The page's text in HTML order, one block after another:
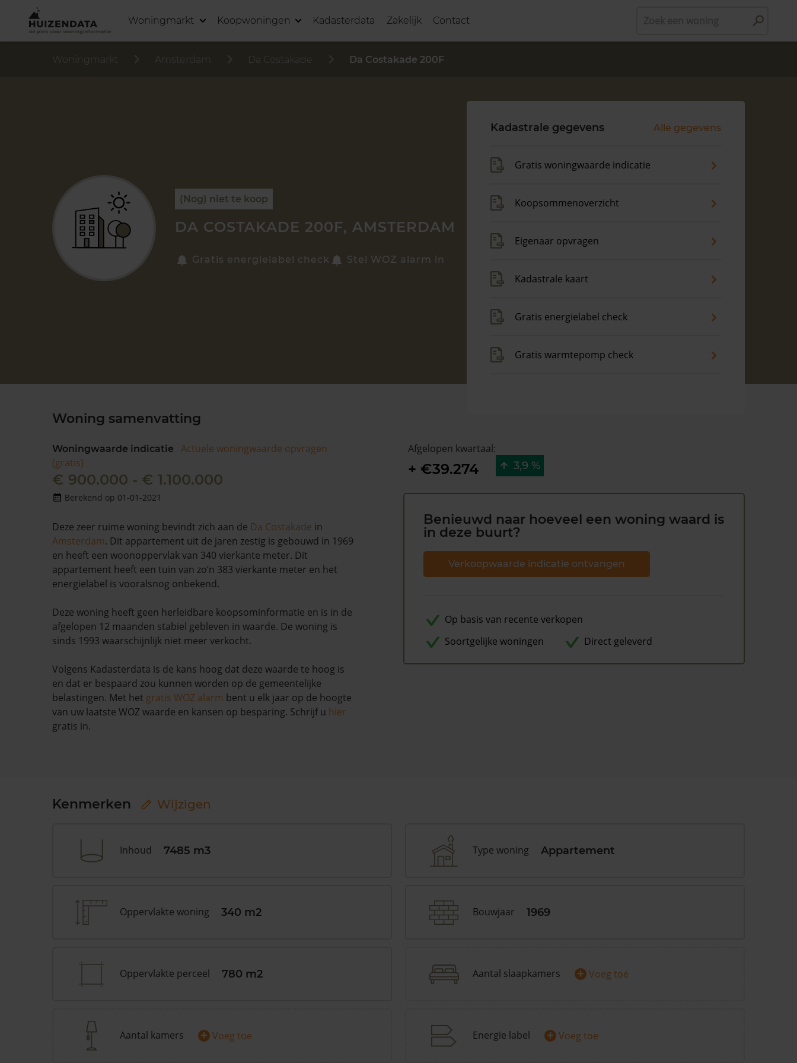
Woningmarkt Koopwoningen Kadasterdata Zakelijk Contact
Woningmarkt Amsterdam Da Costakade Da Costakade 200F
(Nog) niet te koop
DA COSTAKADE 200F, AMSTERDAM
Gratis energielabel check Stel WOZ alarm in
Kadastrale gegevens Alle gegevens
Gratis woningwaarde indicatie
Koopsommenoverzicht
Eigenaar opvragen
Kadastrale kaart
Gratis energielabel check
Gratis warmtepomp check
Woning samenvatting
Woningwaarde indicatie
Actuele woningwaarde opvragen
(gratis)
€ 900.000 - € 1.100.000
Berekend op 01-01-2021
Deze zeer ruime woning bevindt zich aan de Da Costakade in
Amsterdam. Dit appartement uit de jaren zestig is gebouwd in 1969
en heeft een woonoppervlak van 340 vierkante meter. Dit
appartement heeft een tuin van zo’n 383 vierkante meter en het
energielabel is vooralsnog onbekend.
Deze woning heeft geen herleidbare koopsominformatie en is in de
afgelopen 12 maanden stabiel gebleven in waarde. De woning is
sinds 1993 waarschijnlijk niet meer verkocht.
Volgens Kadasterdata is de kans hoog dat deze waarde te hoog is
en dat er bespaard zou kunnen worden op de gemeentelijke
belastingen. Met het gratis WOZ alarm bent u elk jaar op de hoogte
van uw laatste WOZ waarde en kansen op besparing. Schrijf u hier
gratis in.
Afgelopen kwartaal:
+ €39.274 3,9 %
Benieuwd naar hoeveel een woning waard is
in deze buurt?
Verkoopwaarde indicatie ontvangen
Op basis van recente verkopen
Soortgelijke woningen
Direct geleverd
Kenmerken Wijzigen
Inhoud 7485 m3 Type woning Appartement
Oppervlakte woning 340 m2 Bouwjaar 1969
Oppervlakte perceel 780 m2 Aantal slaapkamers + Voeg toe
Aantal kamers + Voeg toe Energie label + Voeg toe